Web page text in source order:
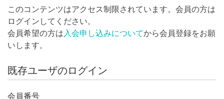
このコンテンツはアクセス制限されています。会員の方は
ログインしてください。
会員希望の方は入会申し込みについてから会員登録をお願
いします。
既存ユーザのログイン
会員番号